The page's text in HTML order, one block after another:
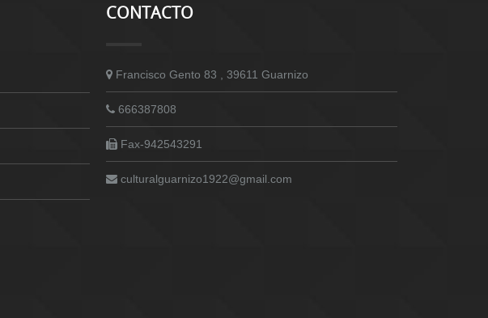
CONTACTO
Francisco Gento 83 , 39611 Guarnizo
666387808
Fax-942543291
culturalguarnizo1922@gmail.com